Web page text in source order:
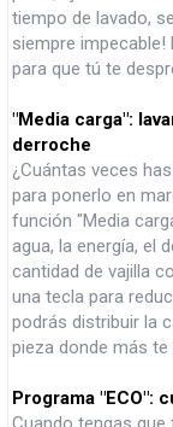
tiempo de lavado,
siempre impecable!
para que tú te
"Media carga":
derroche
¿Cuántas veces
para ponerlo en
función "Media
agua, la energía, el
cantidad de vajilla
una tecla para
podrás distribuir la
pieza donde más te
Programa "ECO":